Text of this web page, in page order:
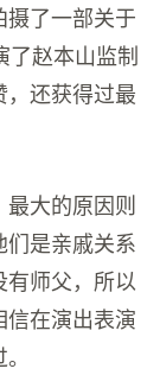
了一部关于
了赵本山监制
还获得过最
大的原因则
是亲戚关系
师父，所以
在演出表演